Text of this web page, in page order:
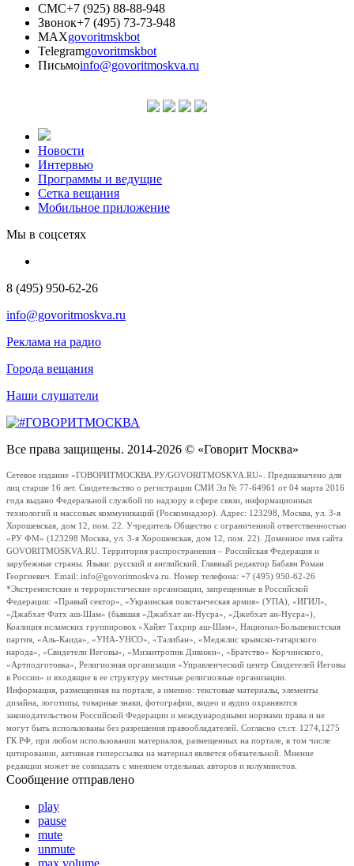
СМС+7 (925) 88-88-948
Звонок+7 (495) 73-73-948
MAXgovoritmskbot
Telegramgovoritmskbot
Письмоinfo@govoritmoskva.ru
Новости
Интервью
Программы и ведущие
Сетка вещания
Мобильное приложение
Мы в соцсетях
8 (495) 950-62-26
info@govoritmoskva.ru
Реклама на радио
Города вещания
Наши слушатели
Все права защищены. 2014-2026 © «Говорит Москва»
Сетевое издание «ГОВОРИТМОСКВА.РУ/GOVORITMOSKVA.RU». Предназначено для
лиц старше 16 лет. Свидетельство о регистрации СМИ Эл № 77-64961 от 04 марта 2016
года выдано Федеральной службой по надзору в сфере связи, информационных
технологий и массовых коммуникаций (Роскомнадзор). Адрес: 123298, Москва, ул. 3-я
Хорошевская, дом 12, пом. 22. Учредитель Общество с ограниченной ответственностью
«РУ ФМ» (123298 Москва, ул. 3-я Хорошевская, дом 12, пом. 22). Доменное имя сайта
GOVORITMOSKVA.RU. Территория распространения – Российская Федерация и
зарубежные страны. Языки: русский и английский. Главный редактор Бабаян Роман
Георгиевич. Email: info@govoritmoskva.ru. Номер телефона: +7 (495) 950-62-26
*Экстремистские и террористические организации, запрещенные в Российской
Федерации: «Правый сектор», «Украинская повстанческая армия» (УПА), «ИГИЛ»,
«Джабхат Фатх аш-Шам» (бывшая «Джабхат ан-Нусра», «Джебхат ан-Нусра»),
Коалиция исламских группировок «Хайят Тахрир аш-Шам», Национал-Большевистская
партия, «Аль-Каида», «УНА-УНСО», «Талибан», «Меджлис крымско-татарского
народа», «Свидетели Иеговы», «Мизантропик Дивижн», «Братство» Корчинского,
«Артподготовка», Религиозная организация «Управленческий центр Свидетелей Иеговы
в России» и входящие в ее структуру местные религиозные организации.
Информация, размещенная на портале, а именно: текстовые материалы, элементы
дизайна, логотипы, товарные знаки, фотографии, видео и аудио охраняются
законодательством Российской Федерации и международными нормами права и не
могут быть использованы без разрешения правообладателей. Согласно ст.ст. 1274,1275
ГК РФ, при любом использовании материалов, размещенных на портале, в том числе
цитировании, активная гиперссылка на материал является обязательной. Мнение
редакции может не совпадать с мнением отдельных авторов и колумнистов.
Сообщение отправлено
play
pause
mute
unmute
max volume